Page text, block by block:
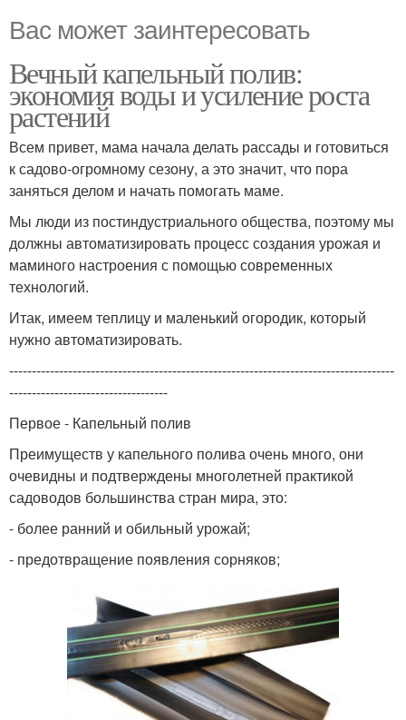
Вас может заинтересовать
Вечный капельный полив:
экономия воды и усиление роста
растений
Всем привет, мама начала делать рассады и готовиться
к садово-огромному сезону, а это значит, что пора
заняться делом и начать помогать маме.
Мы люди из постиндустриального общества, поэтому мы
должны автоматизировать процесс создания урожая и
маминого настроения с помощью современных
технологий.
Итак, имеем теплицу и маленький огородик, который
нужно автоматизировать.
-------------------------------------------------------------------------------------
-----------------------------------
Первое - Капельный полив
Преимуществ у капельного полива очень много, они
очевидны и подтверждены многолетней практикой
садоводов большинства стран мира, это:
- более ранний и обильный урожай;
- предотвращение появления сорняков;